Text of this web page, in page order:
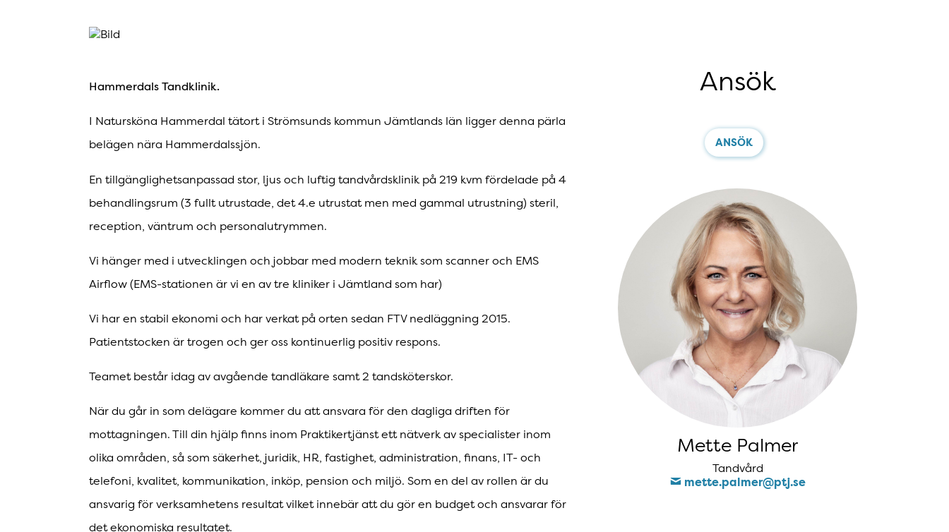
Hammerdals Tandklinik.
I Natursköna Hammerdal tätort i Strömsunds kommun Jämtlands län ligger denna pärla
belägen nära Hammerdalssjön.
En tillgänglighetsanpassad stor, ljus och luftig tandvårdsklinik på 219 kvm fördelade på 4
behandlingsrum (3 fullt utrustade, det 4.e utrustat men med gammal utrustning) steril,
reception, väntrum och personalutrymmen.
Vi hänger med i utvecklingen och jobbar med modern teknik som scanner och EMS
Airflow (EMS-stationen är vi en av tre kliniker i Jämtland som har)
Vi har en stabil ekonomi och har verkat på orten sedan FTV nedläggning 2015.
Patientstocken är trogen och ger oss kontinuerlig positiv respons.
Teamet består idag av avgående tandläkare samt 2 tandsköterskor.
När du går in som delägare kommer du att ansvara för den dagliga driften för
mottagningen. Till din hjälp finns inom Praktikertjänst ett nätverk av specialister inom
olika områden, så som säkerhet, juridik, HR, fastighet, administration, finans, IT- och
telefoni, kvalitet, kommunikation, inköp, pension och miljö. Som en del av rollen är du
ansvarig för verksamhetens resultat vilket innebär att du gör en budget och ansvarar för
det ekonomiska resultatet.
Ansök
ANSÖK
Kontakt
Mette Palmer
Tandvård
mette​.palmer​@ptj​.se